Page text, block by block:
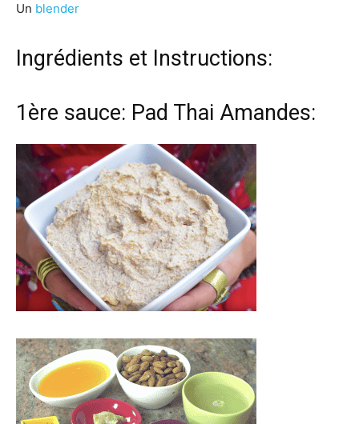
Un blender
Ingrédients et Instructions:
1ère sauce: Pad Thai Amandes: